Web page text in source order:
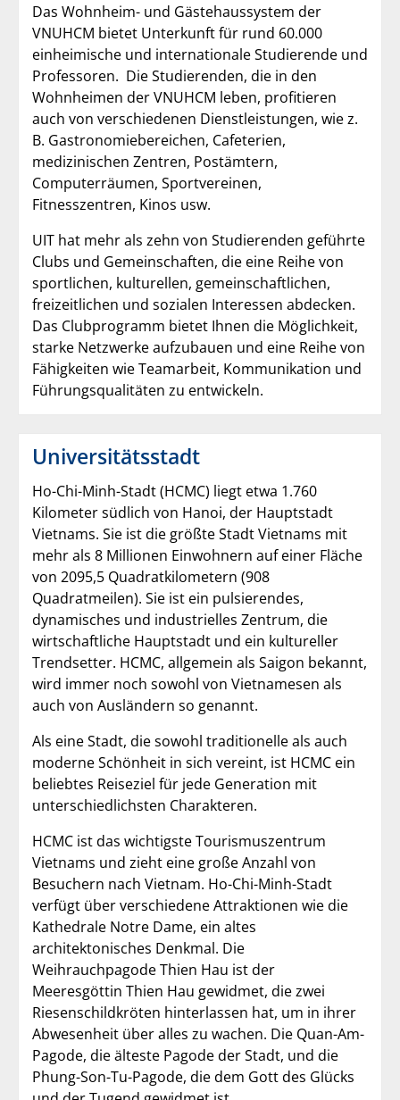
Das Wohnheim- und Gästehaussystem der
VNUHCM bietet Unterkunft für rund 60.000
einheimische und internationale Studierende und
Professoren. Die Studierenden, die in den
Wohnheimen der VNUHCM leben, profitieren
auch von verschiedenen Dienstleistungen, wie z.
B. Gastronomiebereichen, Cafeterien,
medizinischen Zentren, Postämtern,
Computerräumen, Sportvereinen,
Fitnesszentren, Kinos usw.
UIT hat mehr als zehn von Studierenden geführte
Clubs und Gemeinschaften, die eine Reihe von
sportlichen, kulturellen, gemeinschaftlichen,
freizeitlichen und sozialen Interessen abdecken.
Das Clubprogramm bietet Ihnen die Möglichkeit,
starke Netzwerke aufzubauen und eine Reihe von
Fähigkeiten wie Teamarbeit, Kommunikation und
Führungsqualitäten zu entwickeln.
Universitätsstadt
Ho-Chi-Minh-Stadt (HCMC) liegt etwa 1.760
Kilometer südlich von Hanoi, der Hauptstadt
Vietnams. Sie ist die größte Stadt Vietnams mit
mehr als 8 Millionen Einwohnern auf einer Fläche
von 2095,5 Quadratkilometern (908
Quadratmeilen). Sie ist ein pulsierendes,
dynamisches und industrielles Zentrum, die
wirtschaftliche Hauptstadt und ein kultureller
Trendsetter. HCMC, allgemein als Saigon bekannt,
wird immer noch sowohl von Vietnamesen als
auch von Ausländern so genannt.
Als eine Stadt, die sowohl traditionelle als auch
moderne Schönheit in sich vereint, ist HCMC ein
beliebtes Reiseziel für jede Generation mit
unterschiedlichsten Charakteren.
HCMC ist das wichtigste Tourismuszentrum
Vietnams und zieht eine große Anzahl von
Besuchern nach Vietnam. Ho-Chi-Minh-Stadt
verfügt über verschiedene Attraktionen wie die
Kathedrale Notre Dame, ein altes
architektonisches Denkmal. Die
Weihrauchpagode Thien Hau ist der
Meeresgöttin Thien Hau gewidmet, die zwei
Riesenschildkröten hinterlassen hat, um in ihrer
Abwesenheit über alles zu wachen. Die Quan-Am-
Pagode, die älteste Pagode der Stadt, und die
Phung-Son-Tu-Pagode, die dem Gott des Glücks